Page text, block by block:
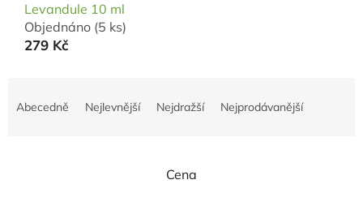
Levandule 10 ml
Objednáno (5 ks)
279 Kč
Abecedně Nejlevnější Nejdražší Nejprodávanější
Cena